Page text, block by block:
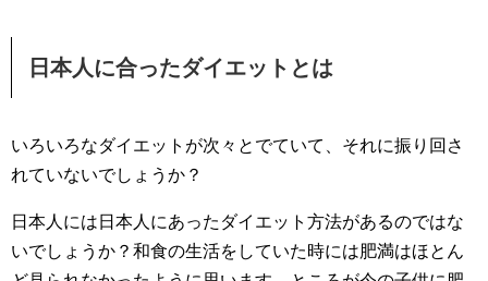
日本人に合ったダイエットとは
いろいろなダイエットが次々とでていて、それに振り回さ
れていないでしょうか？
日本人には日本人にあったダイエット方法があるのではな
いでしょうか？和食の生活をしていた時には肥満はほとん